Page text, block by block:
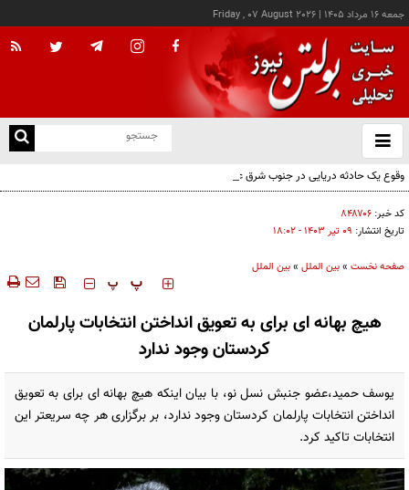
جمعه ۱۶ مرداد ۱۴۰۵ |
Friday , 07 August 2026
باز
و
وقوع یک حادثه دریایی در جنوب شرق عدن
کد خبر: ۸۴۸۷۰۶
تاریخ انتشار: ۰۹ تير ۱۴۰۳ - ۱۸:۰۲
صفحه نخست »بین الملل »بین الملل
‍‍‍ پ پ
هیچ بهانه ای برای به تعویق انداختن انتخابات پارلمان
کردستان وجود ندارد
یوسف حمید،عضو جنبش نسل نو، با بیان اینکه هیچ بهانه ای برای به تعویق
انداختن انتخابات پارلمان کردستان وجود ندارد، بر برگزاری هر چه سریعتر این
انتخابات تاکید کرد.